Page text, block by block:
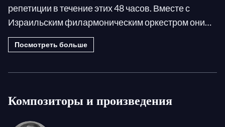
репетиции в течение этих 48 часов. Вместе с
Израильским филармоническим оркестром они
исполняют Концерт для фортепиано с оркестром
ля минор Шумана, единственный фортепианный
немецкого романтизма в концерте под открытым
небом Цинандали в Грузии, во дворце поэта
Посмотреть больше
Композиторы и произведения